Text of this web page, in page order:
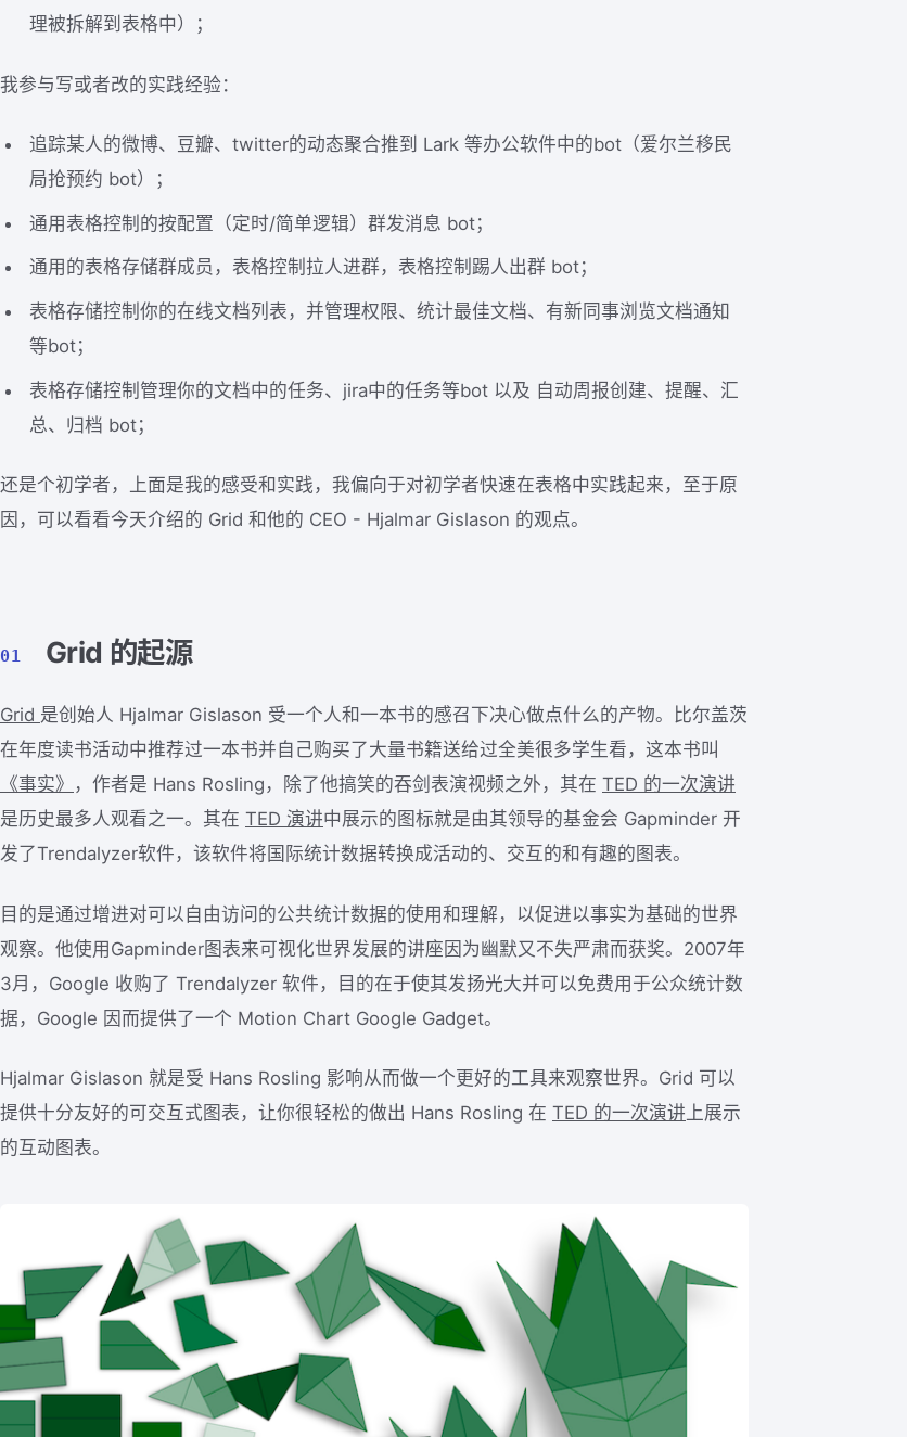
理被拆解到表格中）；
我参与写或者改的实践经验：
追踪某人的微博、豆瓣、twitter的动态聚合推到 Lark 等办公软件中的bot（爱尔兰移民
局抢预约 bot）；
通用表格控制的按配置（定时/简单逻辑）群发消息 bot；
通用的表格存储群成员，表格控制拉人进群，表格控制踢人出群 bot；
表格存储控制你的在线文档列表，并管理权限、统计最佳文档、有新同事浏览文档通知
等bot；
表格存储控制管理你的文档中的任务、jira中的任务等bot 以及 自动周报创建、提醒、汇
总、归档 bot；
还是个初学者，上面是我的感受和实践，我偏向于对初学者快速在表格中实践起来，至于原
因，可以看看今天介绍的 Grid 和他的 CEO - Hjalmar Gislason 的观点。
01 Grid 的起源
Grid 是创始人 Hjalmar Gislason 受一个人和一本书的感召下决心做点什么的产物。比尔盖茨
在年度读书活动中推荐过一本书并自己购买了大量书籍送给过全美很多学生看，这本书叫
《事实》 ，作者是 Hans Rosling，除了他搞笑的吞剑表演视频之外，其在 TED 的一次演讲
是历史最多人观看之一。其在 TED 演讲中展示的图标就是由其领导的基金会 Gapminder 开
发了Trendalyzer软件，该软件将国际统计数据转换成活动的、交互的和有趣的图表。
目的是通过增进对可以自由访问的公共统计数据的使用和理解，以促进以事实为基础的世界
观察。他使用Gapminder图表来可视化世界发展的讲座因为幽默又不失严肃而获奖。2007年
3月，Google 收购了 Trendalyzer 软件，目的在于使其发扬光大并可以免费用于公众统计数
据，Google 因而提供了一个 Motion Chart Google Gadget。
Hjalmar Gislason 就是受 Hans Rosling 影响从而做一个更好的工具来观察世界。Grid 可以
提供十分友好的可交互式图表，让你很轻松的做出 Hans Rosling 在 TED 的一次演讲 上展示
的互动图表。